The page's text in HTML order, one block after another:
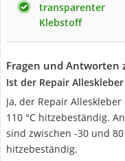
transparenter
Klebstoff
Fragen und Antworten
Ist der Repair
Ja, der Repair
110 °C hitzebeständig.
sind zwischen -30 und
hitzebeständig.